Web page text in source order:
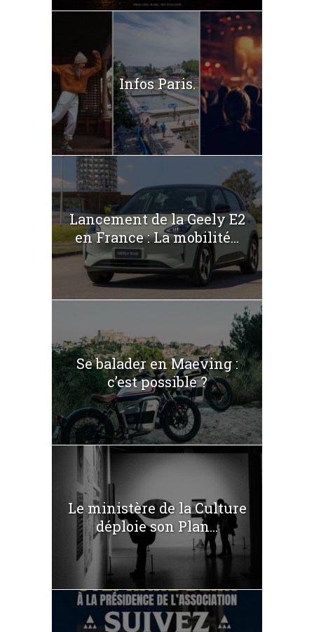
Infos Paris.
Lancement de la Geely E2
en France : La mobilité...
Se balader en Maeving :
c’est possible ?
Le ministère de la Culture
déploie son Plan...